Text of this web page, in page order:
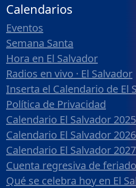
Calendarios
Eventos
Semana Santa
Hora en El Salvador
Radios en vivo · El Salvador
Inserta el Calendario de El
Política de Privacidad
Calendario El Salvador 2025
Calendario El Salvador 2026
Calendario El Salvador 2027
Cuenta regresiva de
Qué se celebra hoy en El